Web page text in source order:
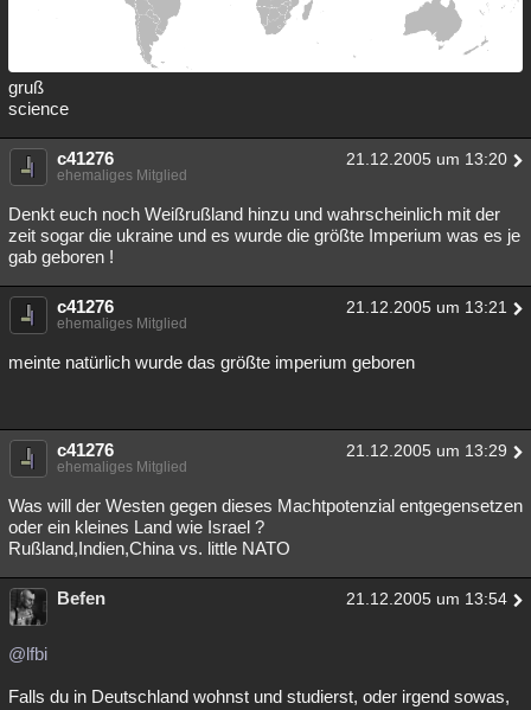
gruß
science
c41276 21.12.2005 um 13:20
ehemaliges Mitglied
Denkt euch noch Weißrußland hinzu und wahrscheinlich mit der
zeit sogar die ukraine und es wurde die größte Imperium was es je
gab geboren !
c41276 21.12.2005 um 13:21
ehemaliges Mitglied
meinte natürlich wurde das größte imperium geboren
c41276 21.12.2005 um 13:29
ehemaliges Mitglied
Was will der Westen gegen dieses Machtpotenzial entgegensetzen
oder ein kleines Land wie Israel ?
Rußland,Indien,China vs. little NATO
Befen 21.12.2005 um 13:54
@lfbi
Falls du in Deutschland wohnst und studierst, oder irgend sowas,